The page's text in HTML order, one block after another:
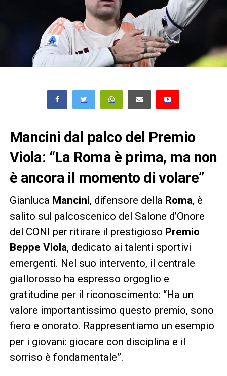
Mancini dal palco del Premio
Viola: “La Roma è prima, ma non
è ancora il momento di volare”
Gianluca Mancini, difensore della Roma, è
salito sul palcoscenico del Salone d’Onore
del CONI per ritirare il prestigioso Premio
Beppe Viola, dedicato ai talenti sportivi
emergenti. Nel suo intervento, il centrale
giallorosso ha espresso orgoglio e
gratitudine per il riconoscimento: “Ha un
valore importantissimo questo premio, sono
fiero e onorato. Rappresentiamo un esempio
per i giovani: giocare con disciplina e il
sorriso è fondamentale”.